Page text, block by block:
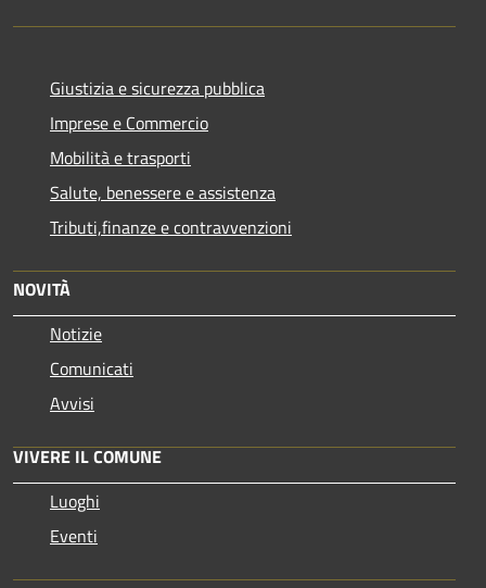
Giustizia e sicurezza pubblica
Imprese e Commercio
Mobilità e trasporti
Salute, benessere e assistenza
Tributi,finanze e contravvenzioni
NOVITÀ
Notizie
Comunicati
Avvisi
VIVERE IL COMUNE
Luoghi
Eventi